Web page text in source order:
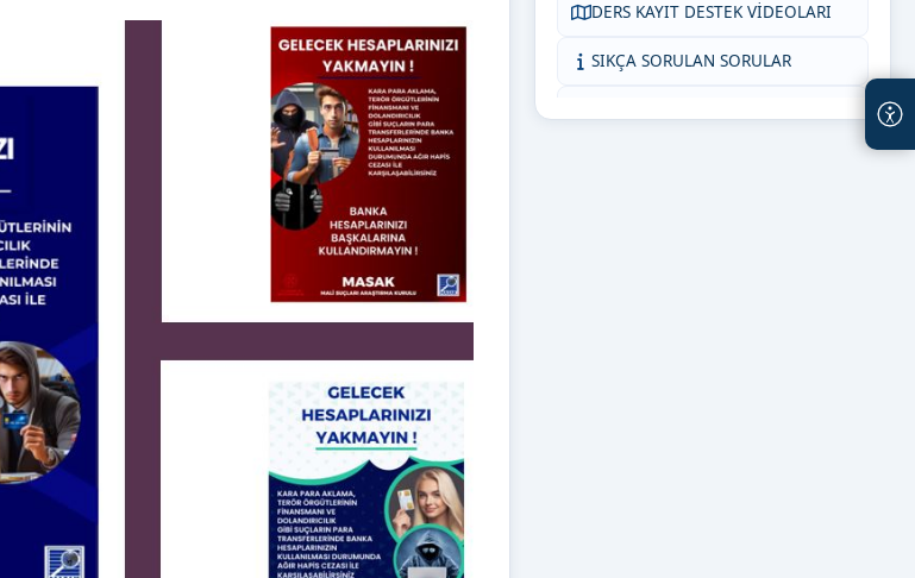
DERS KAYIT DESTEK VİDEOLARI
SIKÇA SORULAN SORULAR